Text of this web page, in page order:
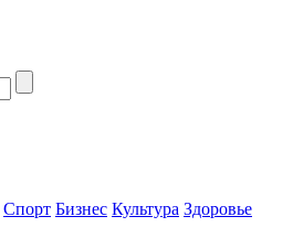
Спорт Бизнес Культура Здоровье